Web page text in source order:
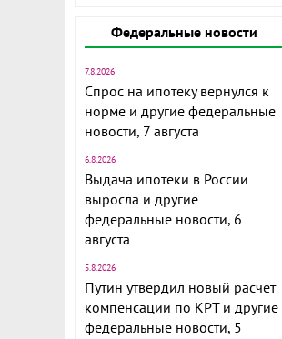
Федеральные новости
7.8.2026
Спрос на ипотеку вернулся к
норме и другие федеральные
новости, 7 августа
6.8.2026
Выдача ипотеки в России
выросла и другие
федеральные новости, 6
августа
5.8.2026
Путин утвердил новый расчет
компенсации по КРТ и другие
федеральные новости, 5